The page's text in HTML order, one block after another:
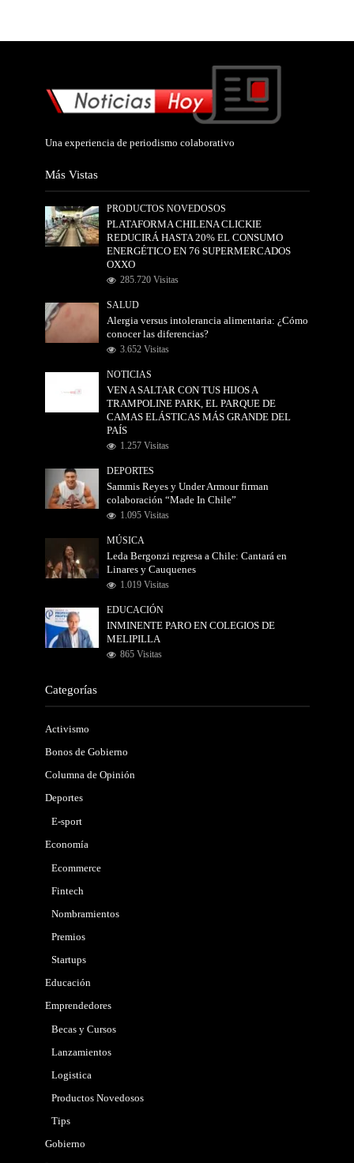
Una experiencia de periodismo colaborativo
Más Vistas
PRODUCTOS NOVEDOSOS
PLATAFORMA CHILENA CLICKIE
REDUCIRÁ HASTA 20% EL CONSUMO
ENERGÉTICO EN 76 SUPERMERCADOS
OXXO
285.720 Visitas
SALUD
Alergia versus intolerancia alimentaria: ¿Cómo
conocer las diferencias?
3.652 Visitas
NOTICIAS
VEN A SALTAR CON TUS HIJOS A
TRAMPOLINE PARK, EL PARQUE DE
CAMAS ELÁSTICAS MÁS GRANDE DEL
PAÍS
1.257 Visitas
DEPORTES
Sammis Reyes y Under Armour firman
colaboración “Made In Chile”
1.095 Visitas
MÚSICA
Leda Bergonzi regresa a Chile: Cantará en
Linares y Cauquenes
1.019 Visitas
EDUCACIÓN
INMINENTE PARO EN COLEGIOS DE
MELIPILLA
865 Visitas
Categorías
Activismo
Bonos de Gobierno
Columna de Opinión
Deportes
E-sport
Economía
Ecommerce
Fintech
Nombramientos
Premios
Startups
Educación
Emprendedores
Becas y Cursos
Lanzamientos
Logistica
Productos Novedosos
Tips
Gobierno